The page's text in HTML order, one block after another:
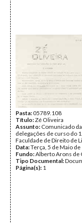
Pasta:05789.108
Título:Zé Oliveira
Assunto: Comunicado
delegações de curso do
Faculdade de Direito de
Data:Terça, 5 de Maio
Fundo:Alberto Arons de
Tipo Documental:
Página(s): 1